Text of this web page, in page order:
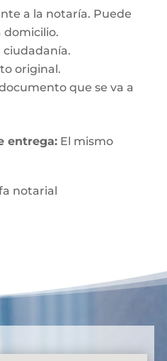
a la notaría. Puede
domicilio.
ciudadanía.
original.
que se va a
entrega:El mismo
notarial